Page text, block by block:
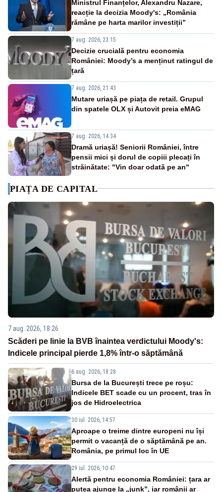
Ministrul Finanțelor, Alexandru Nazare,
reacție la decizia Moody's: „România
rămâne pe harta marilor investiții”
7 aug. 2026, 23:15
Decizie crucială pentru economia
României: Moody’s a menținut ratingul de
țară
7 aug. 2026, 21:43
Mutare uriașă pe piața de retail. Grupul
din spatele OLX și Autovit preia eMAG
7 aug. 2026, 14:34
Dramă uriașă! Seniorii României, între
pensii mici și dorul de copiii plecați în
străinătate: "Vin doar odată pe an"
PIAȚA DE CAPITAL
7 aug. 2026, 18:26
Scăderi pe linie la BVB înaintea verdictului Moody's:
Indicele principal pierde 1,8% într-o săptămână
6 aug. 2026, 18:28
Bursa de la București trece pe roșu:
Indicele BET scade cu un procent, tras în
jos de Hidroelectrica
30 iul. 2026, 14:57
Aproape o treime dintre europeni nu își
permit o vacanță de o săptămână pe an.
România, pe primul loc în UE
29 iul. 2026, 10:47
Alertă pentru economia României: țara ar
putea ajunge la „junk”, iar românii ar